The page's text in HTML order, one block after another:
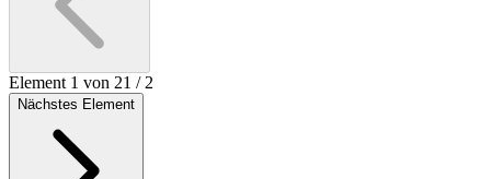
Element 1 von 21 / 2
Nächstes Element